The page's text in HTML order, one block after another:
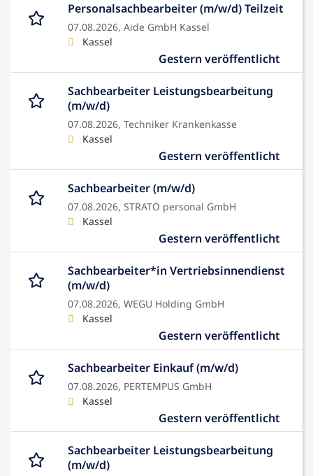
Personalsachbearbeiter (m/w/d) Teilzeit
07.08.2026, Aide GmbH Kassel
Kassel
Gestern veröffentlicht
Sachbearbeiter Leistungsbearbeitung
(m/w/d)
07.08.2026, Techniker Krankenkasse
Kassel
Gestern veröffentlicht
Sachbearbeiter (m/w/d)
07.08.2026, STRATO personal GmbH
Kassel
Gestern veröffentlicht
Sachbearbeiter*in Vertriebsinnendienst
(m/w/d)
07.08.2026, WEGU Holding GmbH
Kassel
Gestern veröffentlicht
Sachbearbeiter Einkauf (m/w/d)
07.08.2026, PERTEMPUS GmbH
Kassel
Gestern veröffentlicht
Sachbearbeiter Leistungsbearbeitung
(m/w/d)